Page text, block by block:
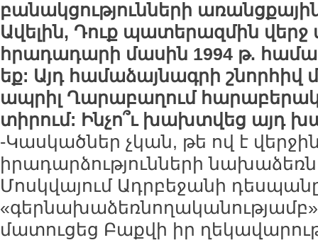
բանակցությունների
Ավելին, Դուք պատերազմին
հրադադարի մասին 1994 թ.
եք: Այդ համաձայնագրի շնորհիվ
ապրիլ Ղարաբաղում
տիրում: Ինչո՞ւ խախտվեց այդ
-Կասկածներ չկան, թե ով է
իրադարձությունների
Մոսկվայում Ադրբեջանի
մատուցեց Բաքվի իր